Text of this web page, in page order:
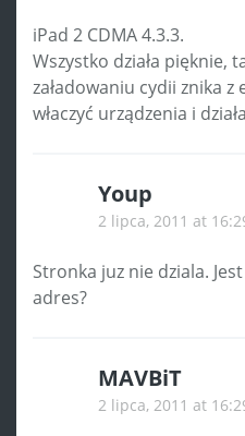
iPad 2 CDMA 4.3.3.
Wszystko działa pięknie,
załadowaniu cydii znika z
właczyć urządzenia i
Youp
2 lipca, 2011 at
Stronka juz nie dziala.
adres?
MAVBiT
2 lipca, 2011 at